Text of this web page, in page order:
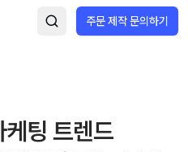
주문 제작 문의하기
팅 트렌드